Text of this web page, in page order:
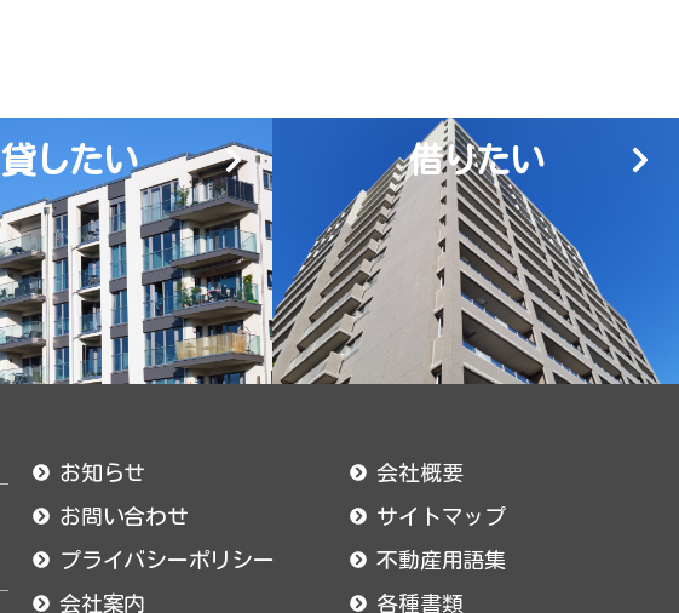
貸したい 借りたい
お知らせ
お問い合わせ
プライバシーポリシー
会社案内
会社概要
サイトマップ
不動産用語集
各種書類